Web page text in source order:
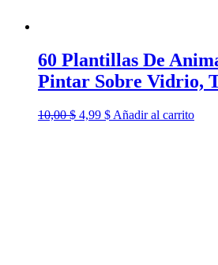
60 Plantillas De
Pintar Sobre Vidrio,
10,00$ El
4,99 $ElAñadir al carrito